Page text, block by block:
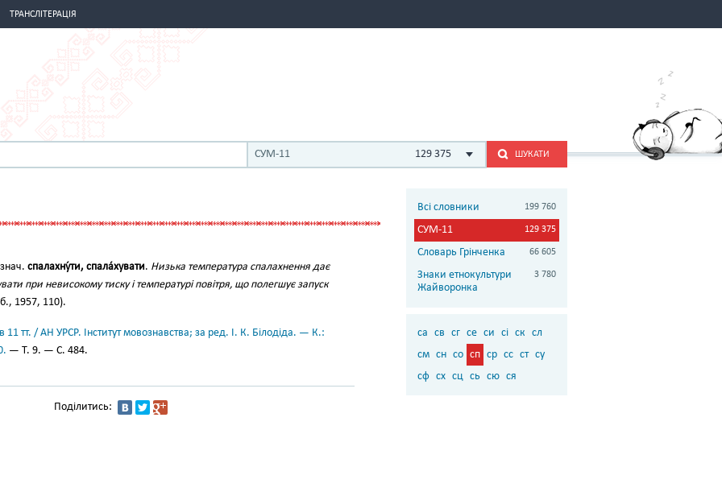
ТРАНСЛІТЕРАЦІЯ
СУМ-11 129 375 ШУКАТИ
спалахну́ти, спала́хувати. Низька температура спалахнення дає
при невисокому тиску і температурі повітря, що полегшує запуск
1957, 110).
11 тт. / АН УРСР. Інститут мовознавства; за ред. І. К. Білодіда. — К.:
— Т. 9. — С. 484.
Поділитись:
Всі словники 199 760
СУМ-11 129 375
Словарь Грінченка 66 605
Знаки етнокультури
Жайворонка
3 780
са св сг се си сі ск сл
см сн со сп ср сс ст су
сф сх сц сь сю ся